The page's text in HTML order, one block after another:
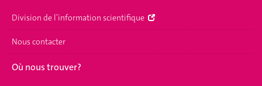
Division de l’information scientifique
Nous contacter
Où nous trouver?